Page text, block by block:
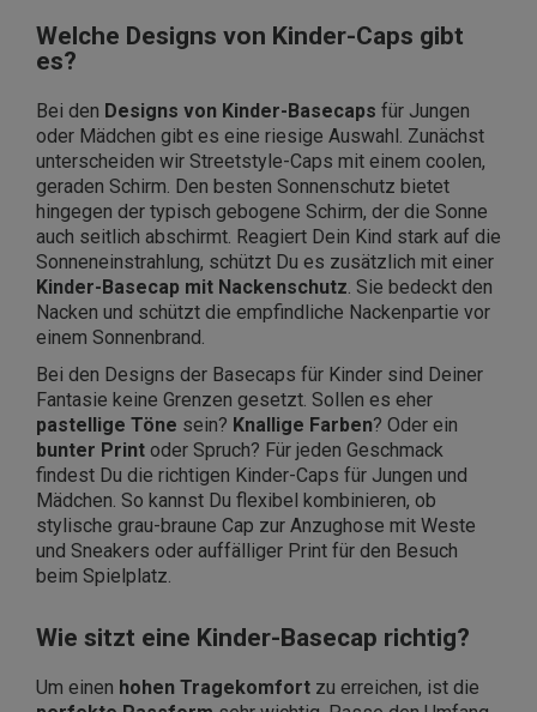
Welche Designs von Kinder-Caps gibt
es?
Bei den Designs von Kinder-Basecaps für Jungen
oder Mädchen gibt es eine riesige Auswahl. Zunächst
unterscheiden wir Streetstyle-Caps mit einem coolen,
geraden Schirm. Den besten Sonnenschutz bietet
hingegen der typisch gebogene Schirm, der die Sonne
auch seitlich abschirmt. Reagiert Dein Kind stark auf die
Sonneneinstrahlung, schützt Du es zusätzlich mit einer
Kinder-Basecap mit Nackenschutz. Sie bedeckt den
Nacken und schützt die empfindliche Nackenpartie vor
einem Sonnenbrand.
Bei den Designs der Basecaps für Kinder sind Deiner
Fantasie keine Grenzen gesetzt. Sollen es eher
pastellige Töne sein? Knallige Farben? Oder ein
bunter Print oder Spruch? Für jeden Geschmack
findest Du die richtigen Kinder-Caps für Jungen und
Mädchen. So kannst Du flexibel kombinieren, ob
stylische grau-braune Cap zur Anzughose mit Weste
und Sneakers oder auffälliger Print für den Besuch
beim Spielplatz.
Wie sitzt eine Kinder-Basecap richtig?
Um einen hohen Tragekomfort zu erreichen, ist die